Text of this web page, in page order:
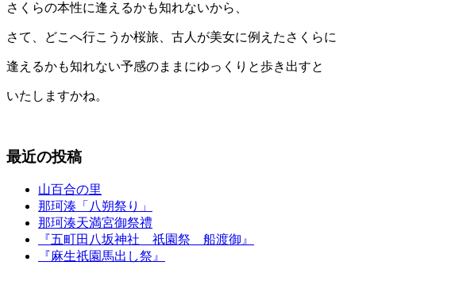
さくらの本性に逢えるかも知れないから、
さて、どこへ行こうか桜旅、古人が美女に例えたさくらに
逢えるかも知れない予感のままにゆっくりと歩き出すと
いたしますかね。
最近の投稿
山百合の里
那珂湊「八朔祭り」
那珂湊天満宮御祭禮
『五町田八坂神社 祇園祭 船渡御』
『麻生祇園馬出し祭』